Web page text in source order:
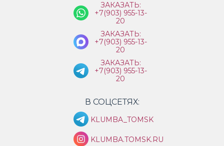
ЗАКАЗАТЬ:
+7(903) 955-13-
20
ЗАКАЗАТЬ:
+7(903) 955-13-
20
ЗАКАЗАТЬ:
+7(903) 955-13-
20
В СОЦСЕТЯХ:
KLUMBA_TOMSK
KLUMBA.TOMSK.RU